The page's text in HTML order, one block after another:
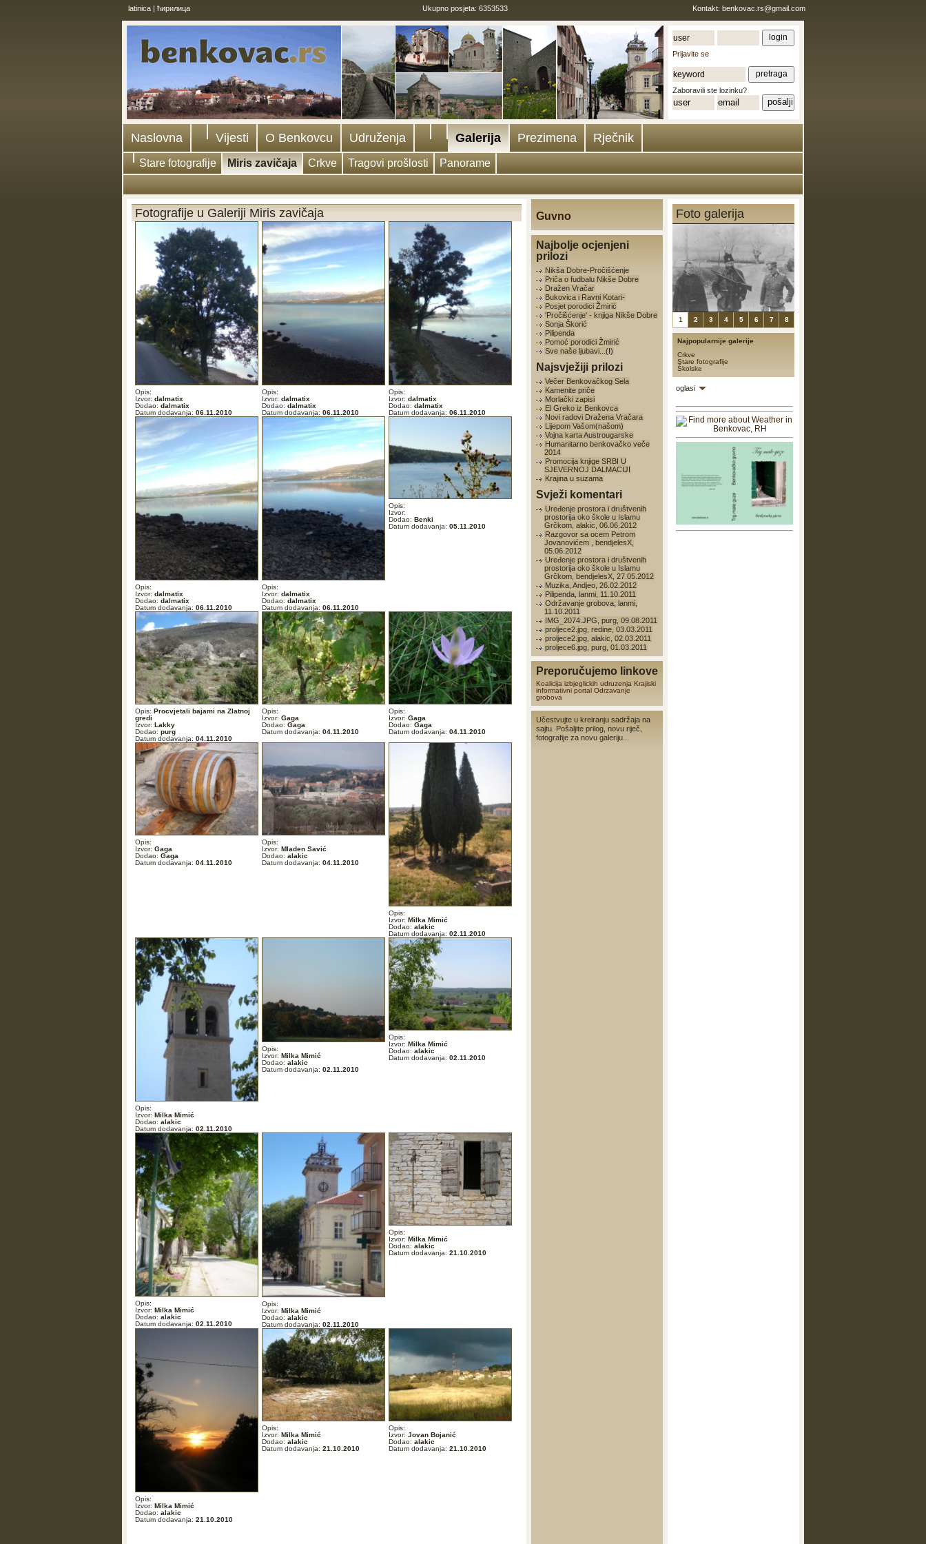
latinica| ћирилица Ukupno posjeta: 6353533 Kontakt: benkovac.rs@gmail.com
Prijavite se
Zaboravili ste lozinku?
Naslovna Vijesti O Benkovcu Udruženja Galerija Prezimena Rječnik
Stare fotografije Miris zavičaja Crkve Tragovi prošlosti Panorame
Fotografije u Galeriji Miris zavičaja
Opis:
Izvor: dalmatix
Dodao: dalmatix
Datum dodavanja: 06.11.2010
Opis:
Izvor: dalmatix
Dodao: dalmatix
Datum dodavanja: 06.11.2010
Opis:
Izvor: dalmatix
Dodao: dalmatix
Datum dodavanja: 06.11.2010
Opis:
Izvor: dalmatix
Dodao: dalmatix
Datum dodavanja: 06.11.2010
Opis:
Izvor: dalmatix
Dodao: dalmatix
Datum dodavanja: 06.11.2010
Opis:
Izvor:
Dodao: Benki
Datum dodavanja: 05.11.2010
Opis: Procvjetali bajami na Zlatnoj
gredi
Izvor: Lakky
Dodao: purg
Datum dodavanja: 04.11.2010
Opis:
Izvor: Gaga
Dodao: Gaga
Datum dodavanja: 04.11.2010
Opis:
Izvor: Gaga
Dodao: Gaga
Datum dodavanja: 04.11.2010
Opis:
Izvor: Gaga
Dodao: Gaga
Datum dodavanja: 04.11.2010
Opis:
Izvor: Mladen Savić
Dodao: alakic
Datum dodavanja: 04.11.2010
Opis:
Izvor: Milka Mimić
Dodao: alakic
Datum dodavanja: 02.11.2010
Opis:
Izvor: Milka Mimić
Dodao: alakic
Datum dodavanja: 02.11.2010
Opis:
Izvor: Milka Mimić
Dodao: alakic
Datum dodavanja: 02.11.2010
Opis:
Izvor: Milka Mimić
Dodao: alakic
Datum dodavanja: 02.11.2010
Opis:
Izvor: Milka Mimić
Dodao: alakic
Datum dodavanja: 02.11.2010
Opis:
Izvor: Milka Mimić
Dodao: alakic
Datum dodavanja: 02.11.2010
Opis:
Izvor: Milka Mimić
Dodao: alakic
Datum dodavanja: 21.10.2010
Opis:
Izvor: Milka Mimić
Dodao: alakic
Datum dodavanja: 21.10.2010
Opis:
Izvor: Milka Mimić
Dodao: alakic
Datum dodavanja: 21.10.2010
Opis:
Izvor: Jovan Bojanić
Dodao: alakic
Datum dodavanja: 21.10.2010
Guvno
Najbolje ocjenjeni
prilozi
Nikša Dobre-Pročišćenje
Priča o fudbalu Nikše Dobre
Dražen Vračar
Bukovica i Ravni Kotari-
Posjet porodici Žmirić
'Pročišćenje' - knjiga Nikše Dobre
Sonja Škorić
Pilipenda
Pomoć porodici Žmirić
Sve naše ljubavi...(I)
Najsvježiji prilozi
Večer Benkovačkog Sela
Kamenite priče
Morlački zapisi
El Greko iz Benkovca
Novi radovi Dražena Vračara
Lijepom Vašom(našom)
Vojna karta Austrougarske
Humanitarno benkovačko veče
2014
Promocija knjige SRBI U
SJEVERNOJ DALMACIJI
Krajina u suzama
Svježi komentari
Uređenje prostora i društvenih
prostorija oko škole u Islamu
Grčkom, alakic, 06.06.2012
Razgovor sa ocem Petrom
Jovanovićem , bendjelesX,
05.06.2012
Uređenje prostora i društvenih
prostorija oko škole u Islamu
Grčkom, bendjelesX, 27.05.2012
Muzika, Andjeo, 26.02.2012
Pilipenda, lanmi, 11.10.2011
Održavanje grobova, lanmi,
11.10.2011
IMG_2074.JPG, purg, 09.08.2011
proljece2.jpg, redine, 03.03.2011
proljece2.jpg, alakic, 02.03.2011
proljece6.jpg, purg, 01.03.2011
Preporučujemo linkove
Koalicija izbjeglickih udruzenja Krajiski
informativni portal Odrzavanje
grobova
Učestvujte u kreiranju sadržaja na
sajtu. Pošaljite prilog, novu riječ,
fotografije za novu galeriju...
Foto galerija
1 2 3 4 5 6 7 8
Najpopularnije galerije
Crkve
Stare fotografije
Školske
oglasi